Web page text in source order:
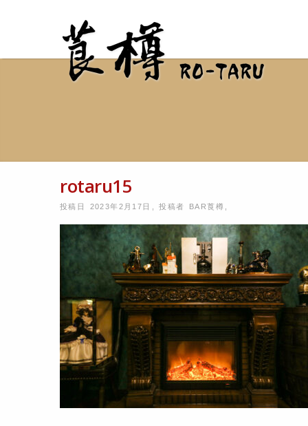
rotaru15
投稿日 2023年2月17日 ,投稿者 BAR莨樽